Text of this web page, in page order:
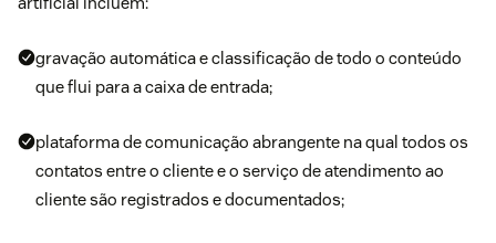
gravação automática e classificação de todo o conteúdo
que flui para a caixa de entrada;
plataforma de comunicação abrangente na qual todos os
contatos entre o cliente e o serviço de atendimento ao
cliente são registrados e documentados;